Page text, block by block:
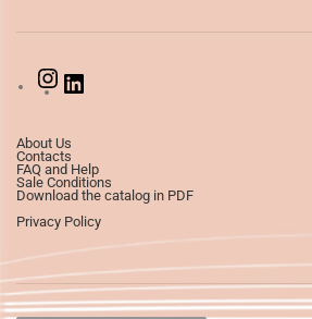
About Us
Contacts
FAQ and Help
Sale Conditions
Download the catalog in PDF
Privacy Policy